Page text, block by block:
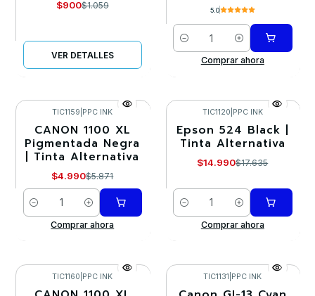
$900$1.059
VER DETALLES
5.0
Cantidad
Comprar ahora
-15%
TIC1159 PPC INK
CANON 1100 XL
Pigmentada Negra
| Tinta Alternativa
$4.990$5.871
Cantidad
Comprar ahora
-15%
TIC1120 PPC INK
Epson 524 Black |
Tinta Alternativa
$14.990$17.635
Cantidad
Comprar ahora
TIC1160 PPC INK TIC1131 PPC INK